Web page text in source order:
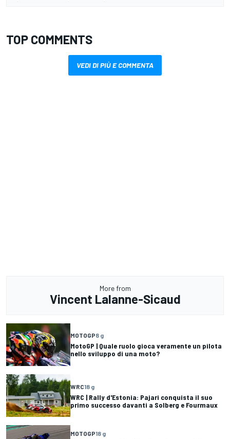
TOP COMMENTS
VEDI DI PIÙ E COMMENTA
More from
Vincent Lalanne-Sicaud
MOTOGP8 g
MotoGP | Quale ruolo gioca veramente un pilota
nello sviluppo di una moto?
WRC18 g
WRC | Rally d'Estonia: Pajari conquista il suo
primo successo davanti a Solberg e Fourmaux
MOTOGP18 g